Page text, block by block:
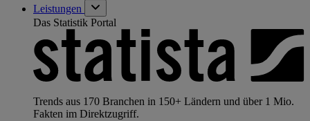
Leistungen
Das Statistik Portal
Trends aus 170 Branchen in 150+ Ländern und über 1 Mio.
Fakten im Direktzugriff.